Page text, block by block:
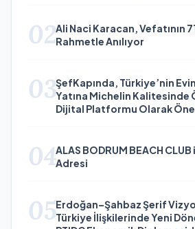
02Ali Naci Karacan, Vefatının
Rahmetle Anılıyor
03ŞefKapında, Türkiye’nin
Yatına Michelin Kalitesinde
Dijital Platformu Olarak Öne
04ALAS BODRUM BEACH
Adresi
05Erdoğan–Şahbaz Şerif
Türkiye İlişkilerinde Yeni